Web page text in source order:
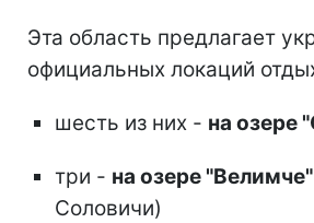
Эта область предлагает
официальных локаций
шесть из них - на озере
три - на озере "Велимче"
Соловичи)